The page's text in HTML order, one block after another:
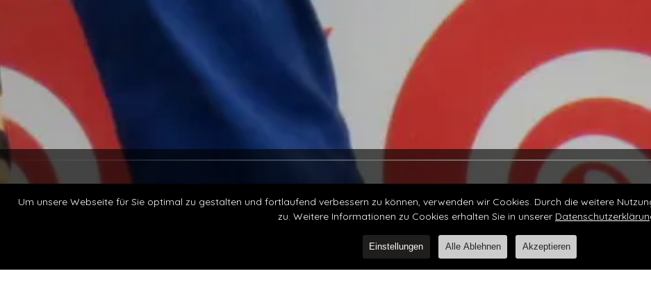
Lollapalooza
Flughafen Tempelhof, Berlin
Um unsere Webseite für Sie optimal zu gestalten und fortlaufend verbessern zu können, verwenden wir Cookies. Durch die weitere
zu. Weitere Informationen zu Cookies erhalten Sie in unserer
Einstellungen Alle Ablehnen Akzeptieren